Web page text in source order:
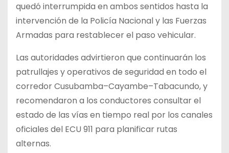
quedó interrumpida en ambos sentidos hasta la
intervención de la Policía Nacional y las Fuerzas
Armadas para restablecer el paso vehicular.
Las autoridades advirtieron que continuarán los
patrullajes y operativos de seguridad en todo el
corredor Cusubamba–Cayambe–Tabacundo, y
recomendaron a los conductores consultar el
estado de las vías en tiempo real por los canales
oficiales del ECU 911 para planificar rutas
alternas.